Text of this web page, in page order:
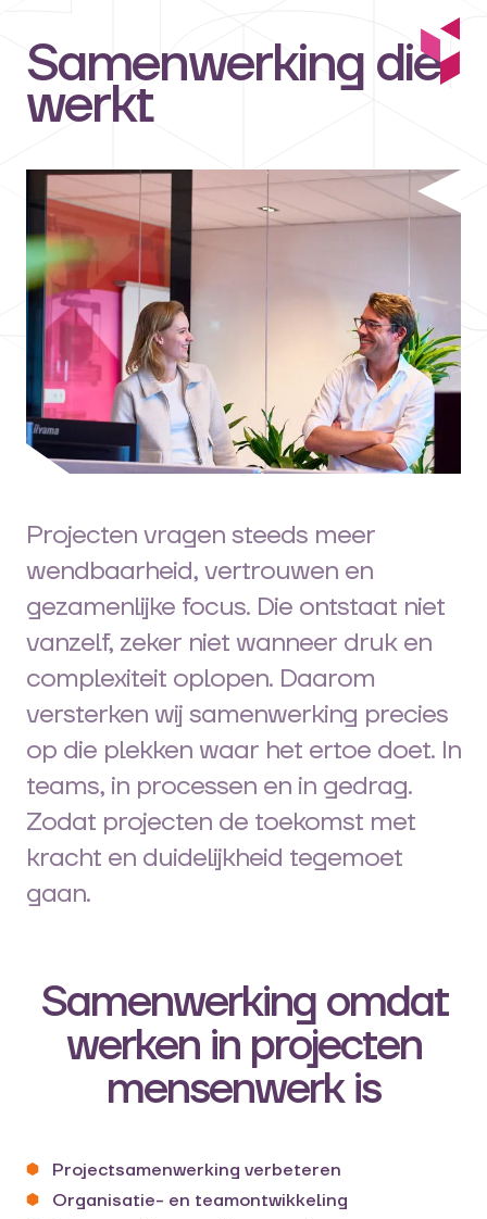
Samenwerking die
werkt
Projecten vragen steeds meer
wendbaarheid, vertrouwen en
gezamenlijke focus. Die ontstaat niet
vanzelf, zeker niet wanneer druk en
complexiteit oplopen. Daarom
versterken wij samenwerking precies
op die plekken waar het ertoe doet. In
teams, in processen en in gedrag.
Zodat projecten de toekomst met
kracht en duidelijkheid tegemoet
gaan.
Samenwerking omdat
werken in projecten
mensenwerk is
Projectsamenwerking verbeteren
Organisatie- en teamontwikkeling